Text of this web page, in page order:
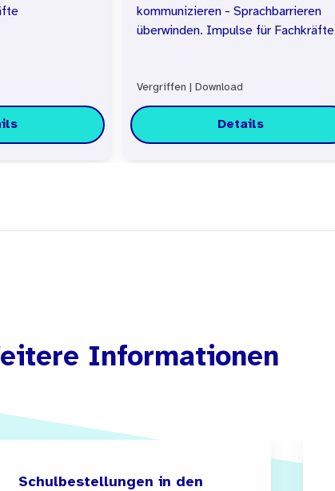
kommunizieren - Sprachbarrieren
überwinden. Impulse für Fachkräfte
Vergriffen Download
Details
Informationen
Schulbestellungen in den